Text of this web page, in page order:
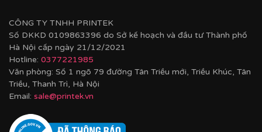
CÔNG TY TNHH PRINTEK
Số DKKD 0109863396 do Sở kế hoạch và đầu tư Thành phố
Hà Nội cấp ngày 21/12/2021
Hotline: 0377221985
Văn phòng: Số 1 ngõ 79 đường Tân Triều mới, Triều Khúc, Tân
Triều, Thanh Trì, Hà Nội
Email: sale@printek.vn